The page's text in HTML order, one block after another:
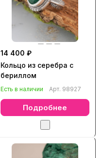
14 400 ₽
Кольцо из серебра с
бериллом
Есть в наличии Арт. 98927
Подробнее